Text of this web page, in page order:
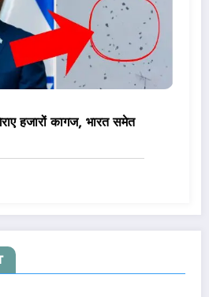
हजारों कागज, भारत समेत